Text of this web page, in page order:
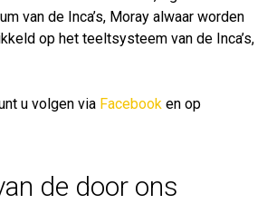
van de Inca’s, Moray alwaar worden
op het teeltsysteem van de Inca’s,
u volgen via Facebook en op
de door ons